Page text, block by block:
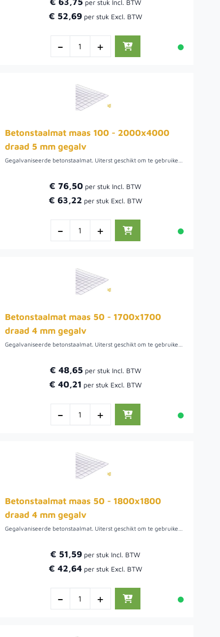
€ 52,69
- +
Betonstaalmat maas 100 - 2000x4000
draad 5 mm gegalv
Gegalvaniseerde betonstaalmat. Uiterst geschikt om te gebruiken als afscheiding waar beplanting beplanting door kan groeien. De maaswijdte van deze draadmatten is 10 cm. Het draad van de bouwstaalmat is 5 mm.Voordat de beplanting aangroeit is het mogelijk om het gaas te bekleden met natuurlijke afscheidingen. Hiermee wordt niet alleen wind tegengehouden, maar ook privacy gecreëerd.
€ 76,50
€ 63,22
- +
Betonstaalmat maas 50 - 1700x1700
draad 4 mm gegalv
Gegalvaniseerde betonstaalmat. Uiterst geschikt om te gebruiken als afscheiding waar beplanting beplanting door kan groeien. De maaswijdte van deze draadmatten is 5 cm. Het draad van de bouwstaalmat is 5 mm.Voordat de beplanting aangroeit is het mogelijk om het gaas te bekleden met natuurlijke afscheidingen. Hiermee wordt niet alleen wind tegengehouden, maar ook privacy gecreëerd.
€ 48,65
€ 40,21
- +
Betonstaalmat maas 50 - 1800x1800
draad 4 mm gegalv
Gegalvaniseerde betonstaalmat. Uiterst geschikt om te gebruiken als afscheiding waar beplanting beplanting door kan groeien. De maaswijdte van deze draadmatten is 5 cm. Het draad van de bouwstaalmat is 4 mm.Voordat de beplanting aangroeit is het mogelijk om het gaas te bekleden met natuurlijke afscheidingen. Hiermee wordt niet alleen wind tegengehouden, maar ook privacy gecreëerd.
€ 51,59
€ 42,64
- +